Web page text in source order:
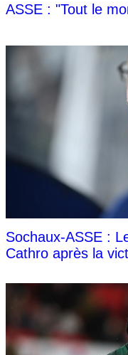
ASSE : "Tout le
Sochaux-ASSE :
Cathro après la